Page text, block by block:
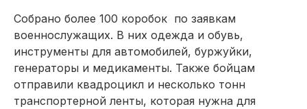
Собрано более 100 коробок по заявкам
военнослужащих. В них одежда и обувь,
инструменты для автомобилей, буржуйки,
генераторы и медикаменты. Также бойцам
отправили квадроцикл и несколько тонн
транспортерной ленты, которая нужна для